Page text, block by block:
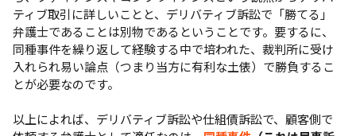
ティブ取引に詳しいことと、デリバティブ訴訟で「勝てる」
弁護士であることは別物であるということです。要するに、
同種事件を繰り返して経験する中で培われた、裁判所に受け
入れられ易い論点（つまり当方に有利な土俵）で勝負するこ
とが必要なのです。
以上によれば、デリバティブ訴訟や仕組債訴訟で、顧客側で